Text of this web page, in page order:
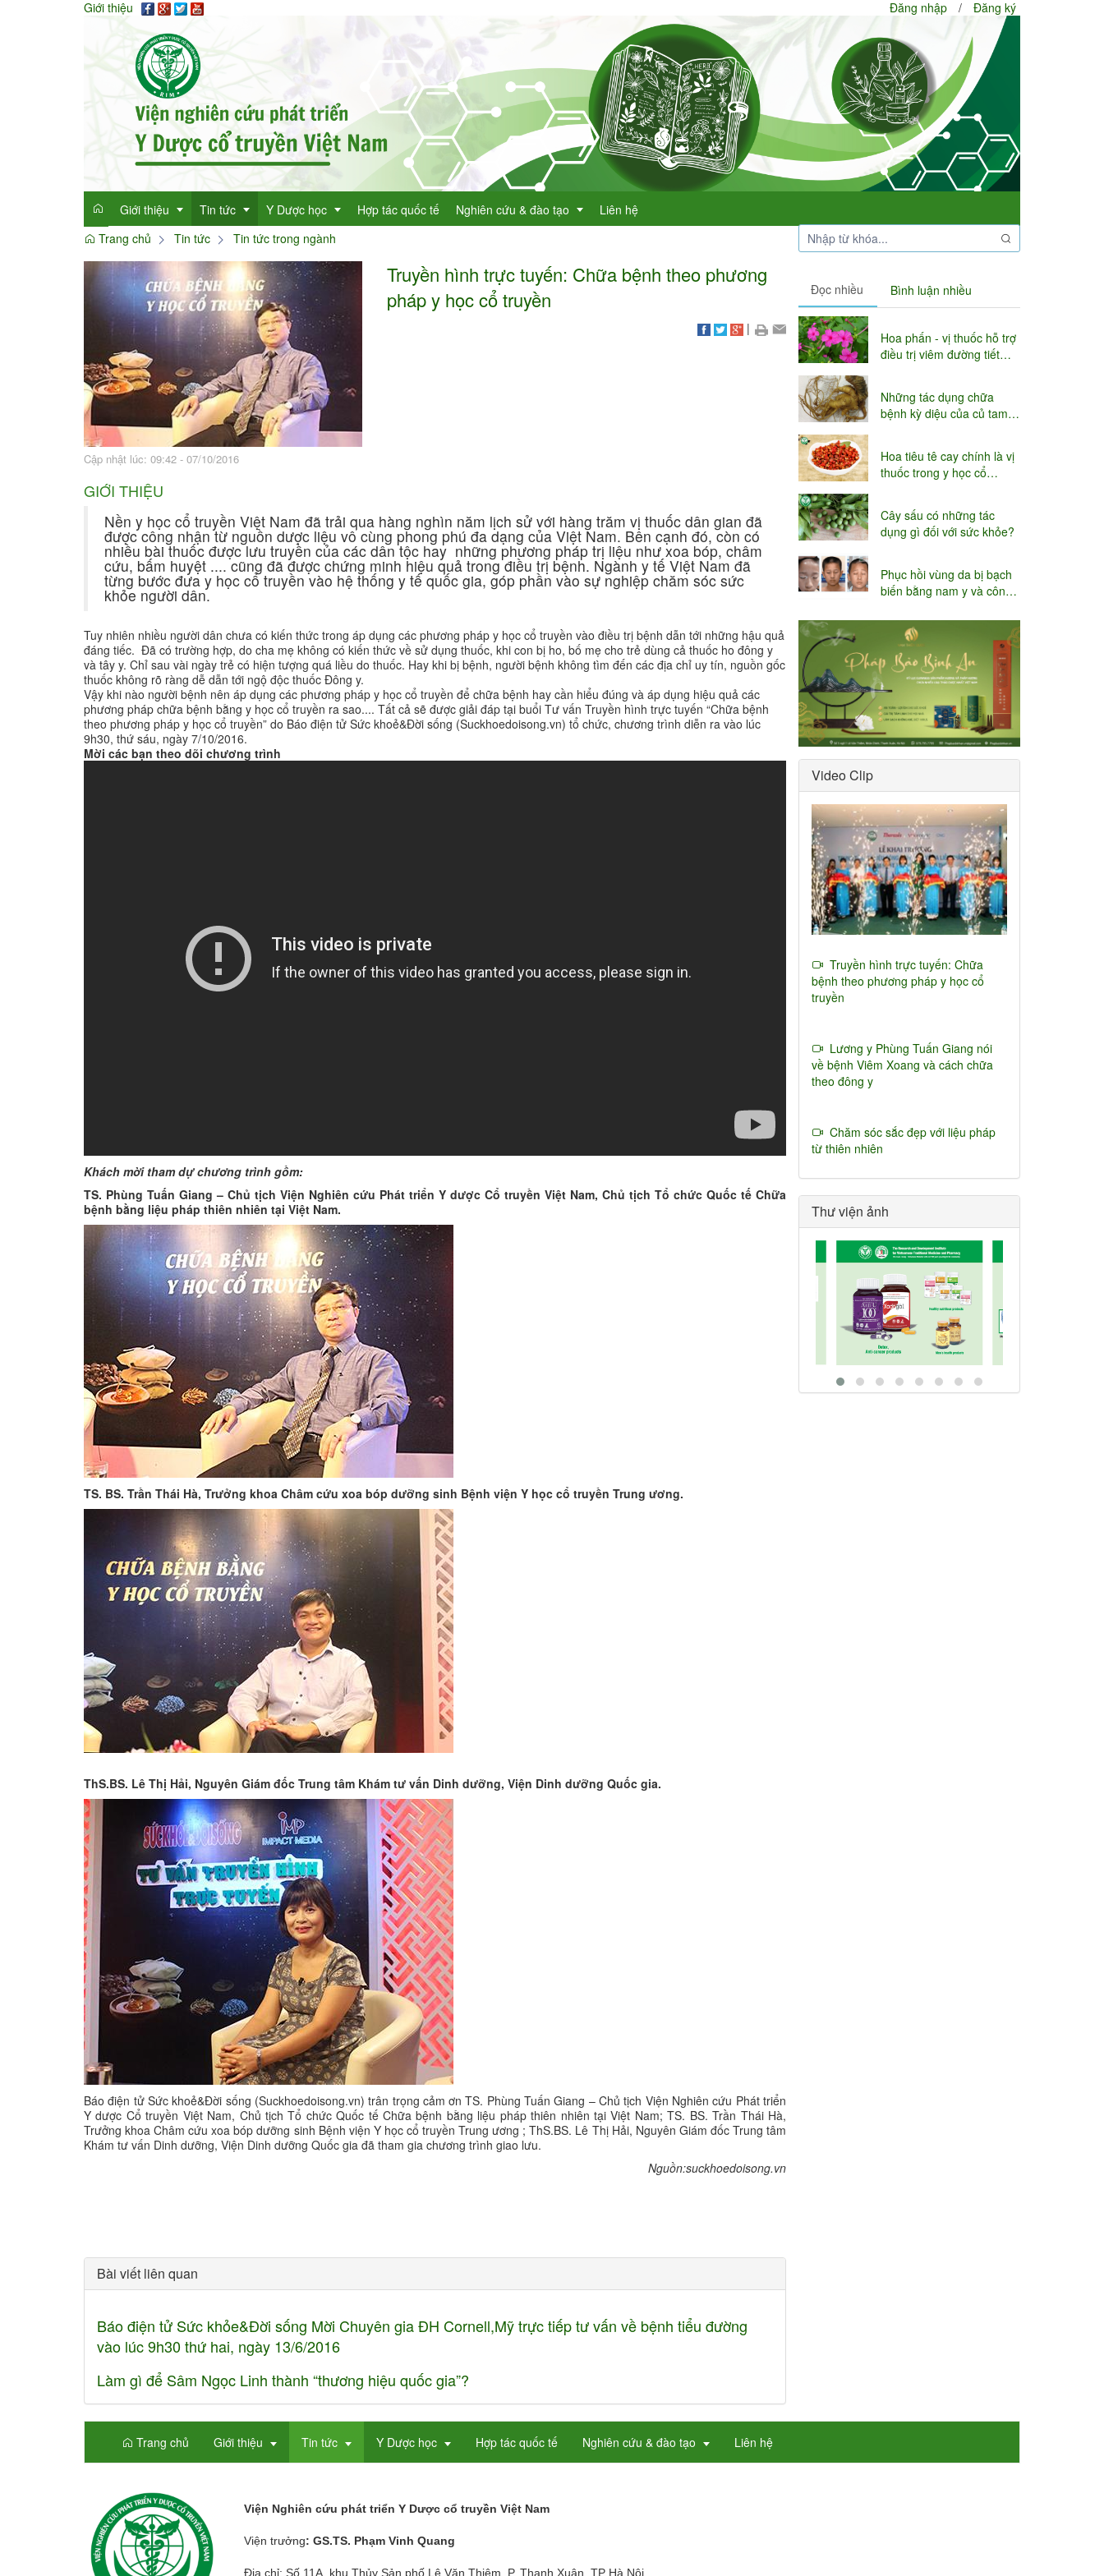
Giới thiệu Đăng nhập / Đăng ký
Giới thiệu
Giới thiệu
Mục đích
Chức năng nhiệm vụ
Tin tức
Tin tức tổng hợp
Tin tức trong ngành
Y Dược học
Thông tin y học
Cây thuốc quý
Làm đẹp với thảo dược
Bài thuốc hay
Sức khỏe ngàn vàng
Hợp tác quốc tế Nghiên cứu & đào tạo
Dự án KHCN
Liên hệ
Trang chủ
Tin tức Tin tức trong ngành
Cập nhật lúc: 09:42 - 07/10/2016
Truyền hình trực tuyến: Chữa bệnh theo phương
pháp y học cổ truyền
|
GIỚI THIỆU
Nền y học cổ truyền Việt Nam đã trải qua hàng nghìn năm lịch sử với hàng trăm vị thuốc dân gian đã
được công nhận từ nguồn dược liệu vô cùng phong phú đa dạng của Việt Nam. Bên cạnh đó, còn có
nhiều bài thuốc được lưu truyền của các dân tộc hay những phương pháp trị liệu như xoa bóp, châm
cứu, bấm huyệt .... cũng đã được chứng minh hiệu quả trong điều trị bệnh. Ngành y tế Việt Nam đã
từng bước đưa y học cổ truyền vào hệ thống y tế quốc gia, góp phần vào sự nghiệp chăm sóc sức
khỏe người dân.
Tuy nhiên nhiều người dân chưa có kiến thức trong áp dụng các phương pháp y học cổ truyền vào điều trị bệnh dẫn tới những hậu quả
đáng tiếc. Đã có trường hợp, do cha mẹ không có kiến thức về sử dụng thuốc, khi con bị ho, bố mẹ cho trẻ dùng cả thuốc ho đông y
và tây y. Chỉ sau vài ngày trẻ có hiện tượng quá liều do thuốc. Hay khi bị bệnh, người bệnh không tìm đến các địa chỉ uy tín, nguồn gốc
thuốc không rõ ràng dễ dẫn tới ngộ độc thuốc Đông y.
Vậy khi nào người bệnh nên áp dụng các phương pháp y học cổ truyền để chữa bệnh hay cần hiểu đúng và áp dụng hiệu quả các
phương pháp chữa bệnh bằng y học cổ truyền ra sao.... Tất cả sẽ được giải đáp tại buổi Tư vấn Truyền hình trực tuyến “Chữa bệnh
theo phương pháp y học cổ truyền” do Báo điện tử Sức khoẻ&Đời sống (Suckhoedoisong.vn) tổ chức, chương trình diễn ra vào lúc
9h30, thứ sáu, ngày 7/10/2016.
Mời các bạn theo dõi chương trình
Khách mời tham dự chương trình gồm:
TS. Phùng Tuấn Giang – Chủ tịch Viện Nghiên cứu Phát triển Y dược Cổ truyền Việt Nam, Chủ tịch Tổ chức Quốc tế Chữa
bệnh bằng liệu pháp thiên nhiên tại Việt Nam.
TS. BS. Trần Thái Hà, Trưởng khoa Châm cứu xoa bóp dưỡng sinh Bệnh viện Y học cổ truyền Trung ương.
ThS.BS. Lê Thị Hải, Nguyên Giám đốc Trung tâm Khám tư vấn Dinh dưỡng, Viện Dinh dưỡng Quốc gia.
Báo điện tử Sức khoẻ&Đời sống (Suckhoedoisong.vn) trân trọng cảm ơn TS. Phùng Tuấn Giang – Chủ tịch Viện Nghiên cứu Phát triển
Y dược Cổ truyền Việt Nam, Chủ tịch Tổ chức Quốc tế Chữa bệnh bằng liệu pháp thiên nhiên tại Việt Nam; TS. BS. Trần Thái Hà,
Trưởng khoa Châm cứu xoa bóp dưỡng sinh Bệnh viện Y học cổ truyền Trung ương ; ThS.BS. Lê Thị Hải, Nguyên Giám đốc Trung tâm
Khám tư vấn Dinh dưỡng, Viện Dinh dưỡng Quốc gia đã tham gia chương trình giao lưu.
Nguồn:suckhoedoisong.vn
Bài viết liên quan
Báo điện tử Sức khỏe&Đời sống Mời Chuyên gia ĐH Cornell,Mỹ trực tiếp tư vấn về bệnh tiểu đường
vào lúc 9h30 thứ hai, ngày 13/6/2016
Làm gì để Sâm Ngọc Linh thành “thương hiệu quốc gia”?
Đọc nhiều Bình luận nhiều
Hoa phấn - vị thuốc hỗ trợ
điều trị viêm đường tiết
Những tác dụng chữa
bệnh kỳ diệu của củ tam
Hoa tiêu tê cay chính là vị
thuốc trong y học cổ
Cây sấu có những tác
dụng gì đối với sức khỏe?
Phục hồi vùng da bị bạch
biến bằng nam y và công
Video Clip
Truyền hình trực tuyến: Chữa
bệnh theo phương pháp y học cổ
truyền
Lương y Phùng Tuấn Giang nói
về bệnh Viêm Xoang và cách chữa
theo đông y
Chăm sóc sắc đẹp với liệu pháp
từ thiên nhiên
Thư viện ảnh
Trang chủ Giới thiệu Tin tức Y Dược học Hợp tác quốc tế Nghiên cứu & đào tạo Liên hệ
Viện Nghiên cứu phát triển Y Dược cổ truyền Việt Nam
Viện trưởng: GS.TS. Phạm Vinh Quang
Địa chỉ: Số 11A, khu Thủy Sản phố Lê Văn Thiêm, P. Thanh Xuân, TP Hà Nội